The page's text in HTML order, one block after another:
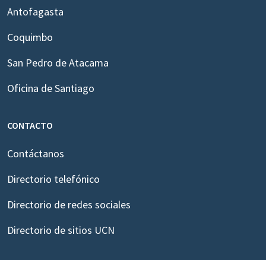
Antofagasta
Coquimbo
San Pedro de Atacama
Oficina de Santiago
CONTACTO
Contáctanos
Directorio telefónico
Directorio de redes sociales
Directorio de sitios UCN